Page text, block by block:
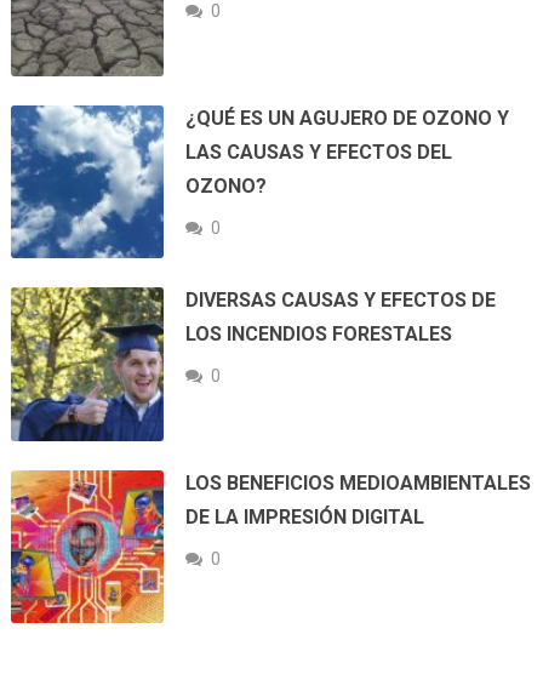
0
¿QUÉ ES UN AGUJERO DE OZONO Y
LAS CAUSAS Y EFECTOS DEL
OZONO?
0
DIVERSAS CAUSAS Y EFECTOS DE
LOS INCENDIOS FORESTALES
0
LOS BENEFICIOS MEDIOAMBIENTALES
DE LA IMPRESIÓN DIGITAL
0